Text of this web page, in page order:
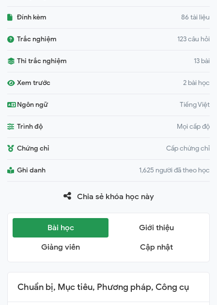
Đính kèm 86 tài liệu
Trắc nghiệm 123 câu hỏi
Thi trắc nghiệm 13 bài
Xem trước 2 bài học
Ngôn ngữ Tiếng Việt
Trình độ Mọi cấp độ
Chứng chỉ Cấp chứng chỉ
Ghi danh 1,625 người đã theo học
Chia sẻ khóa học này
Bài học
Giới thiệu
Giảng viên
Cập nhật
Chuẩn bị, Mục tiêu, Phương pháp, Công cụ